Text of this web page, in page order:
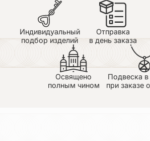
Индивидуальный
подбор изделий
Отправка
в день заказа
Освящено
полным чином
Подвеска
при заказе